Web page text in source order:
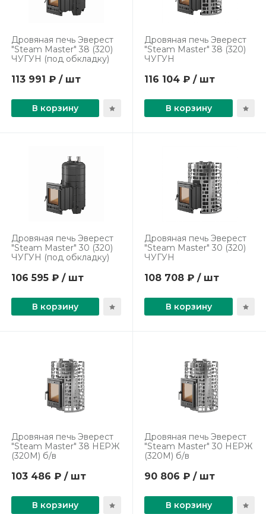
Дровяная печь Эверест
"Steam Master" 38 (320)
ЧУГУН (под обкладку)
113 991 ₽ / шт
В корзину
Дровяная печь Эверест
"Steam Master" 38 (320)
ЧУГУН
116 104 ₽ / шт
В корзину
Дровяная печь Эверест
"Steam Master" 30 (320)
ЧУГУН (под обкладку)
106 595 ₽ / шт
В корзину
Дровяная печь Эверест
"Steam Master" 30 (320)
ЧУГУН
108 708 ₽ / шт
В корзину
Дровяная печь Эверест
"Steam Master" 38 НЕРЖ
(320М) б/в
103 486 ₽ / шт
В корзину
Дровяная печь Эверест
"Steam Master" 30 НЕРЖ
(320М) б/в
90 806 ₽ / шт
В корзину